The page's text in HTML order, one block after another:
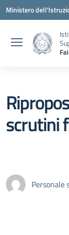
Vai ai contenuti
Vai al menu di
Vai al footer
Ministero
scrutini
Personale